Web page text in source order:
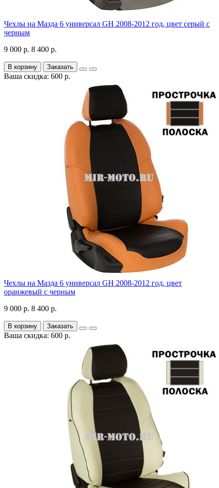
Чехлы на Мазда 6 универсал GH 2008-2012 год, цвет серый с
черным
9 000 р. 8 400 р.
В корзину Заказать
Ваша скидка: 600 р.
Чехлы на Мазда 6 универсал GH 2008-2012 год, цвет
оранжевый с черным
9 000 р. 8 400 р.
В корзину Заказать
Ваша скидка: 600 р.